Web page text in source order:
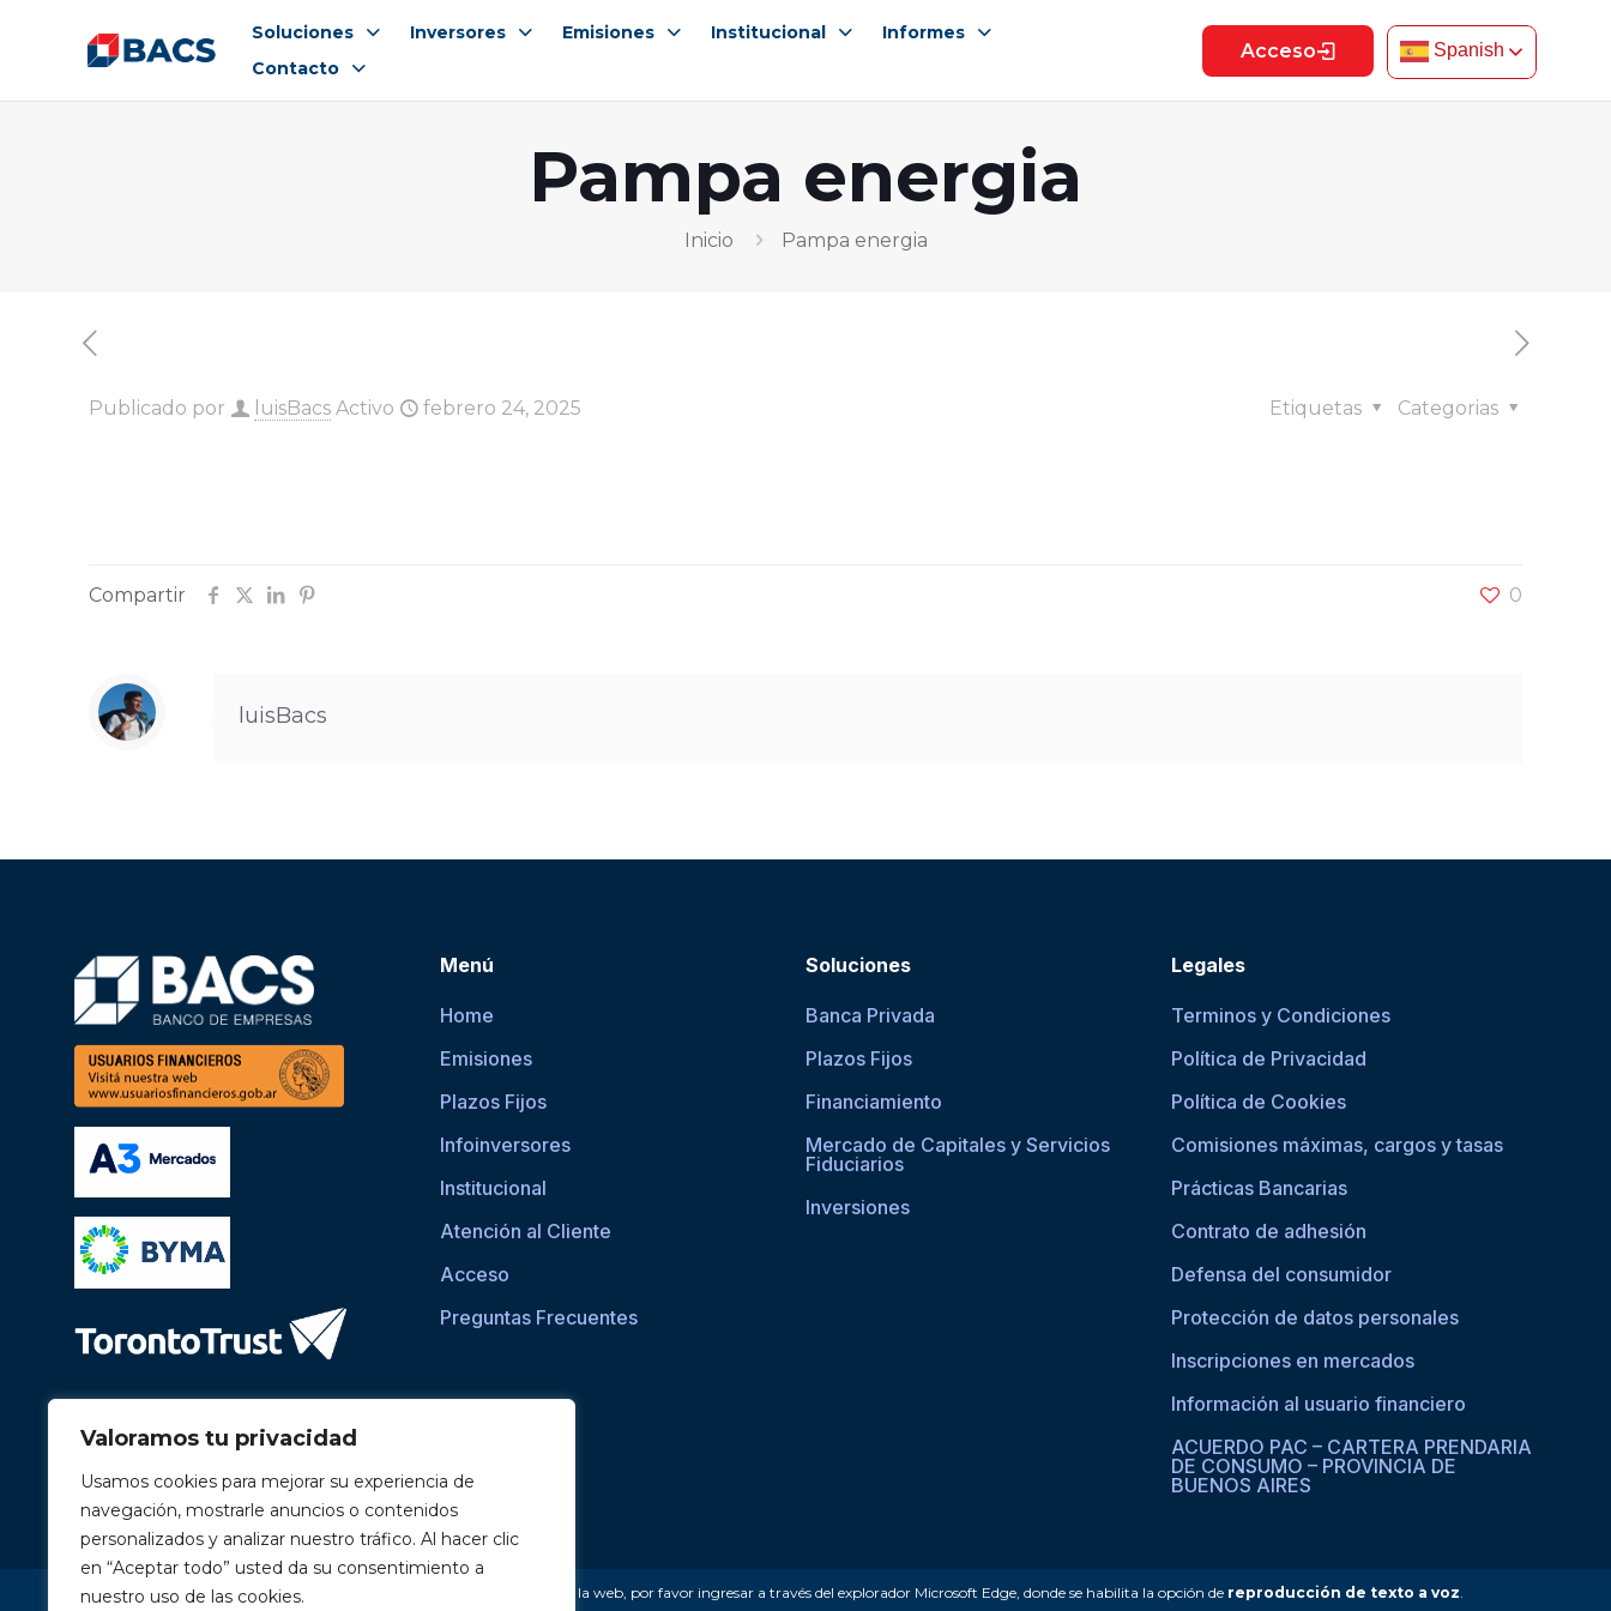
Valoramos tu privacidad
Usamos cookies para mejorar su experiencia de
navegación, mostrarle anuncios o contenidos
personalizados y analizar nuestro tráfico. Al hacer clic
en “Aceptar todo” usted da su consentimiento a
nuestro uso de las cookies.
Soluciones Inversores Emisiones Institucional
Informes
Contacto
Acceso Spanish
Pampa energia
Inicio Pampa energia
Publicado por luisBacs Activo febrero 24, 2025 Categorias
Etiquetas
Compartir 0
luisBacs
Menú
Home
Emisiones
Plazos Fijos
Infoinversores
Institucional
Atención al Cliente
Acceso
Preguntas Frecuentes
Soluciones
Banca Privada
Plazos Fijos
Financiamiento
Mercado de Capitales y Servicios
Fiduciarios
Inversiones
Legales
Terminos y Condiciones
Política de Privacidad
Política de Cookies
Comisiones máximas, cargos y tasas
Prácticas Bancarias
Contrato de adhesión
Defensa del consumidor
Protección de datos personales
Inscripciones en mercados
Información al usuario financiero
ACUERDO PAC – CARTERA PRENDARIA
DE CONSUMO – PROVINCIA DE
BUENOS AIRES
Si asistís a una persona con dificultades visuales para acceder a la web, por favor ingresar a través del explorador Microsoft Edge, donde se habilita la opción de reproducción de texto a voz.